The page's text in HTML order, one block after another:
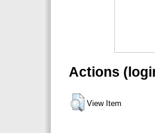
Actions
View Item